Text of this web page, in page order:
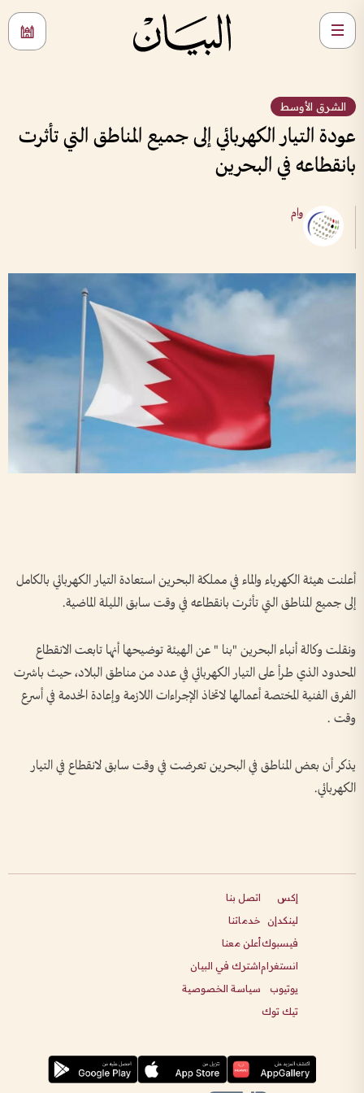
الشرق الأوسط
عودة التيار الكهربائي إلى جميع المناطق التي تأثرت
بانقطاعه في البحرين
وام
أعلنت هيئة الكهرباء والماء في مملكة البحرين استعادة التيار الكهربائي بالكامل
إلى جميع المناطق التي تأثرت بانقطاعه في وقت سابق الليلة الماضية.
ونقلت وكالة أنباء البحرين "بنا " عن الهيئة توضيحها أنها تابعت الانقطاع
المحدود الذي طرأ على التيار الكهربائي في عدد من مناطق البلاد، حيث باشرت
الفرق الفنية المختصة أعمالها لاتخاذ الإجراءات اللازمة وإعادة الخدمة في أسرع
وقت .
يذكر أن بعض المناطق في البحرين تعرضت في وقت سابق لانقطاع في التيار
الكهربائي.
إكس
لينكدإن
فيسبوك
انستغرام
يوتيوب
تيك توك
اتصل بنا
خدماتنا
أعلن معنا
اشترك في البيان
سياسة الخصوصية